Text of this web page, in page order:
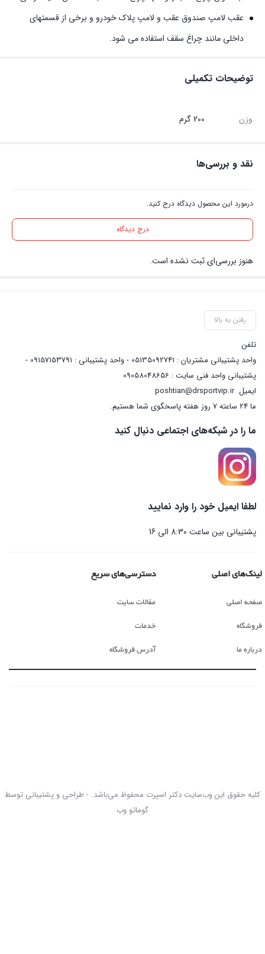
عقب لامپ صندوق عقب و لامپ پلاک خودرو و برخی از قسمتهای
داخلی مانند چراغ سقف استفاده می شود.
توضیحات تکمیلی
وزن 200 گرم
نقد و بررسی‌ها
درمورد این محصول دیدگاه درج کنید.
درج دیدگاه
هنوز بررسی‌ای ثبت نشده است.
رفتن به بالا
تلفن
واحد پشتیبانی مشتریان : 05135092741 - واحد پشتیبانی : 09157153791 -
پشتیبانی واحد فنی سایت : 09058048656
ایمیلposhtian@drsportvip.ir
ما 24 ساعته 7 روز هفته پاسخگوی شما هستیم.
ما را در شبکه‌های اجتماعی دنبال کنید
لطفا ایمیل خود را وارد نمایید
پشتیبانی بین ساعت 8:30 الی 16
لینک‌های اصلی
صفحه اصلی
فروشگاه
درباره ما
دسترسی‌های سریع
مقالات سایت
خدمات
آدرس فروشگاه
کلیه حقوق این وب‌سایت دکتر اسپرت محفوظ می‌باشد. - طراحی و پشتیبانی توسط
گوماتو وب